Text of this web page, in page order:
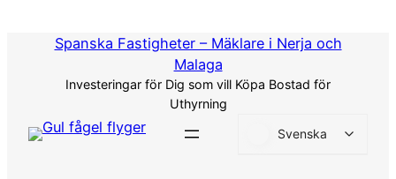
Spanska Fastigheter – Mäklare i Nerja och
Malaga
Investeringar för Dig som vill Köpa Bostad för
Uthyrning
Svenska